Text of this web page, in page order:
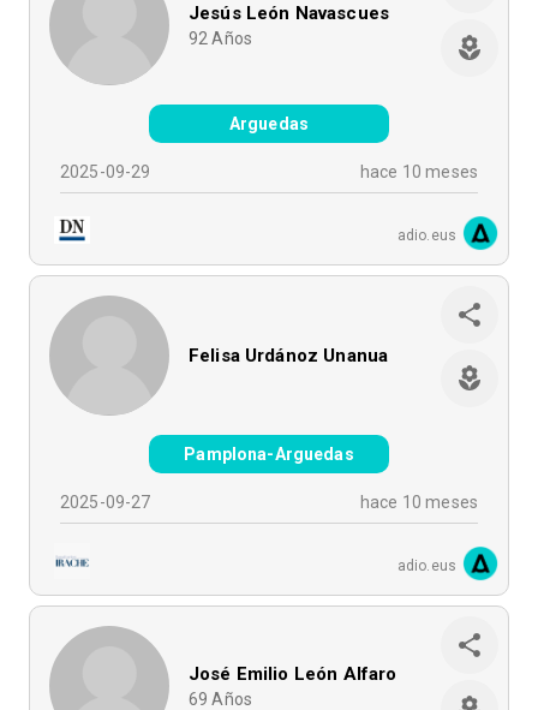
Jesús León Navascues
92 Años
Arguedas
2025-09-29 hace 10 meses
adio.eus
Felisa Urdánoz Unanua
Pamplona-Arguedas
2025-09-27 hace 10 meses
adio.eus
José Emilio León Alfaro
69 Años